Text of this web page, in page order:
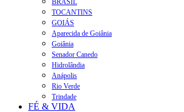
BRASIL
TOCANTINS
GOIÁS
Aparecida de Goiânia
Goiânia
Senador Canedo
Hidrolândia
Anápolis
Rio Verde
Trindade
FÉ & VIDA